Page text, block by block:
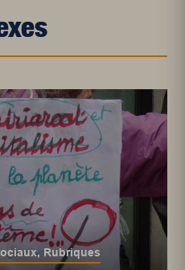
,Rubriques